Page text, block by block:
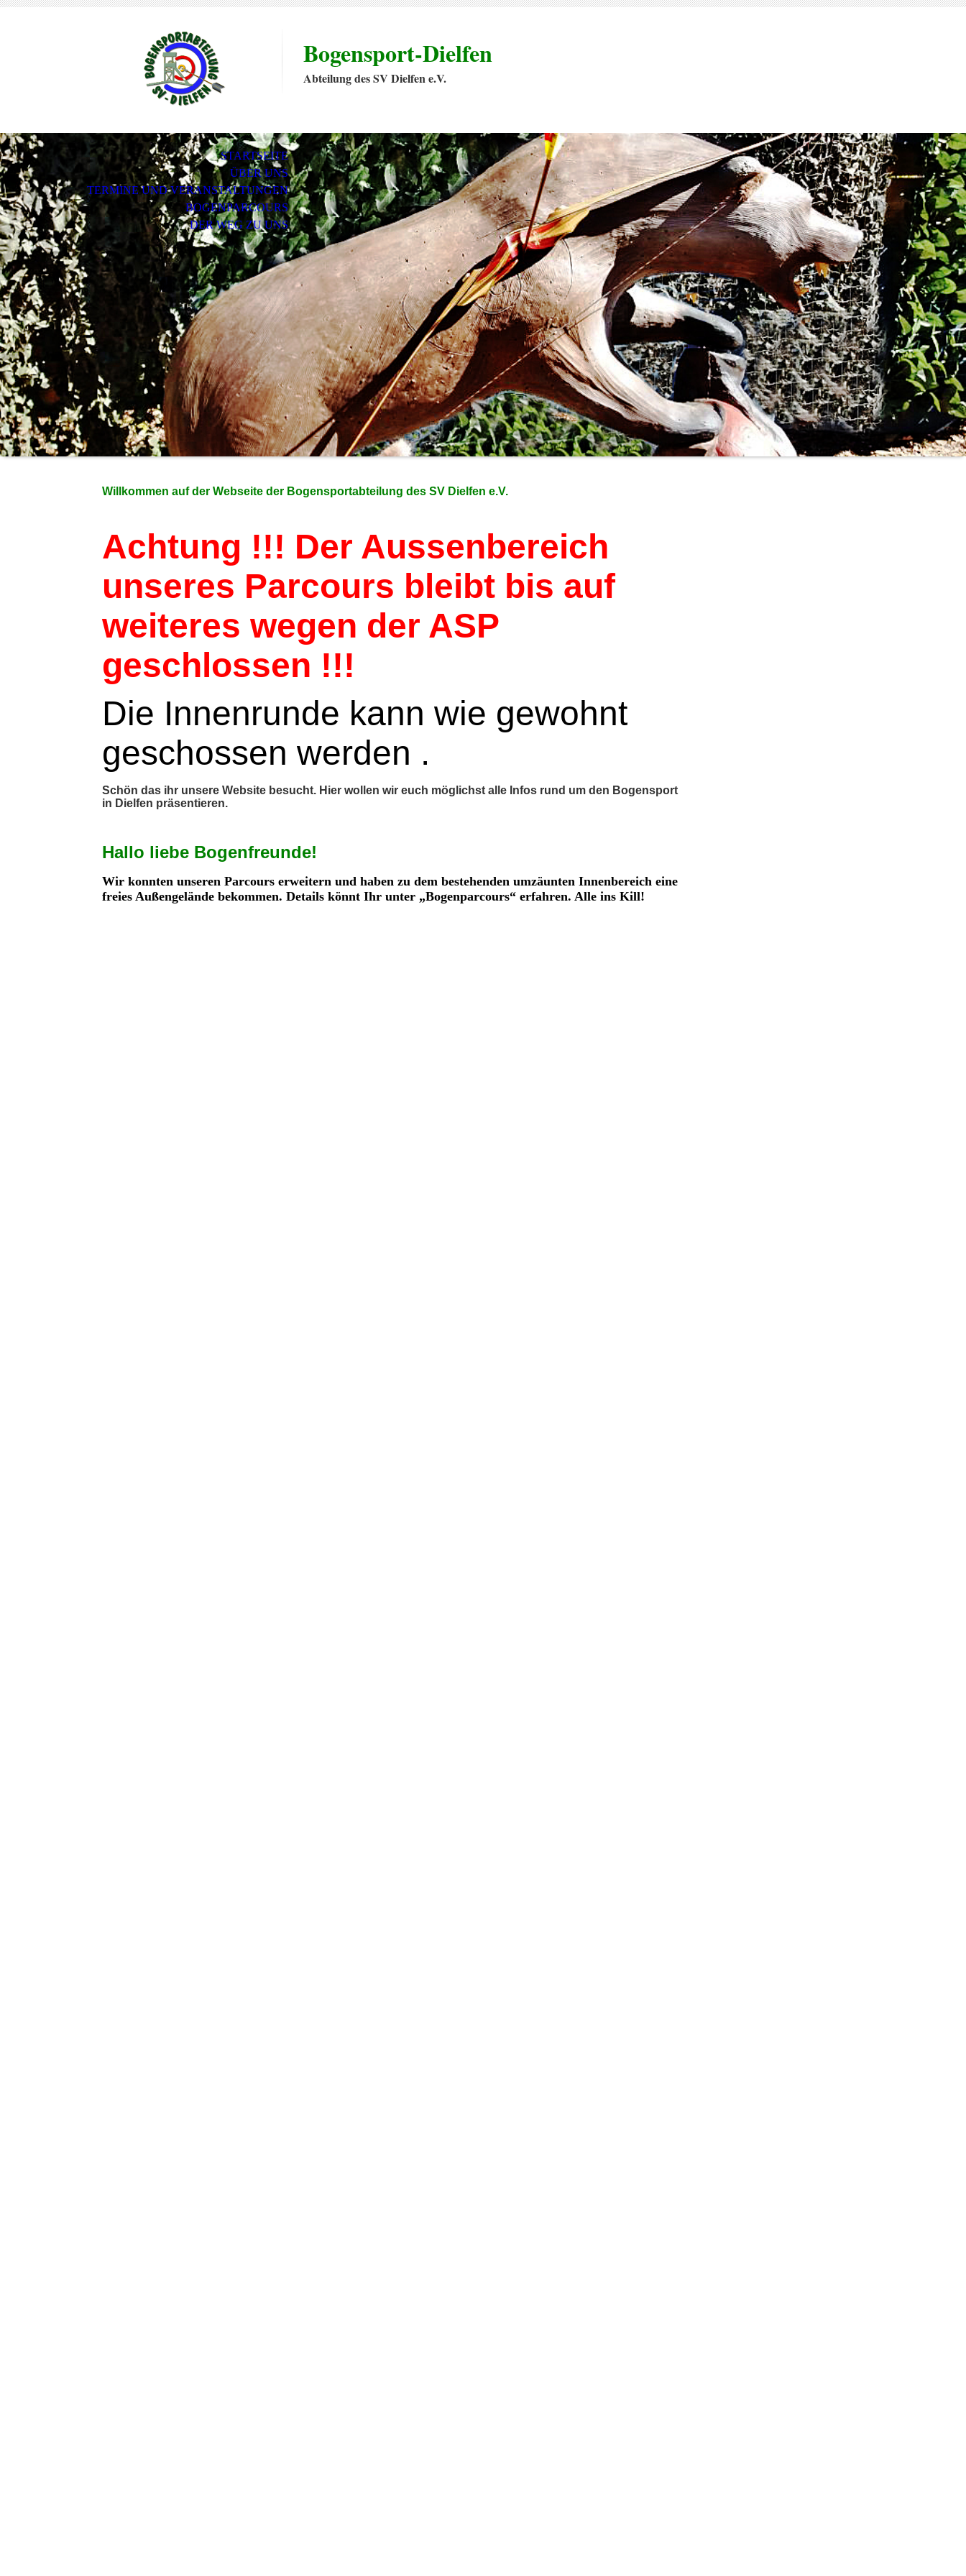
Bogensport-Dielfen
Abteilung des SV Dielfen e.V.
STARTSEITE
ÜBER UNS
TERMINE UND VERANSTALTUNGEN
BOGENPARCOURS
DER WEG ZU UNS
Willkommen auf der Webseite der Bogensportabteilung des SV Dielfen e.V.
Achtung !!! Der Aussenbereich
unseres Parcours bleibt bis auf
weiteres wegen der ASP
geschlossen !!!
Die Innenrunde kann wie gewohnt
geschossen werden .
Schön das ihr unsere Website besucht. Hier wollen wir euch möglichst alle Infos rund um den Bogensport
in Dielfen präsentieren.
Hallo liebe Bogenfreunde!
Wir konnten unseren Parcours erweitern und haben zu dem bestehenden umzäunten Innenbereich eine
freies Außengelände bekommen. Details könnt Ihr unter „Bogenparcours“ erfahren. Alle ins Kill!